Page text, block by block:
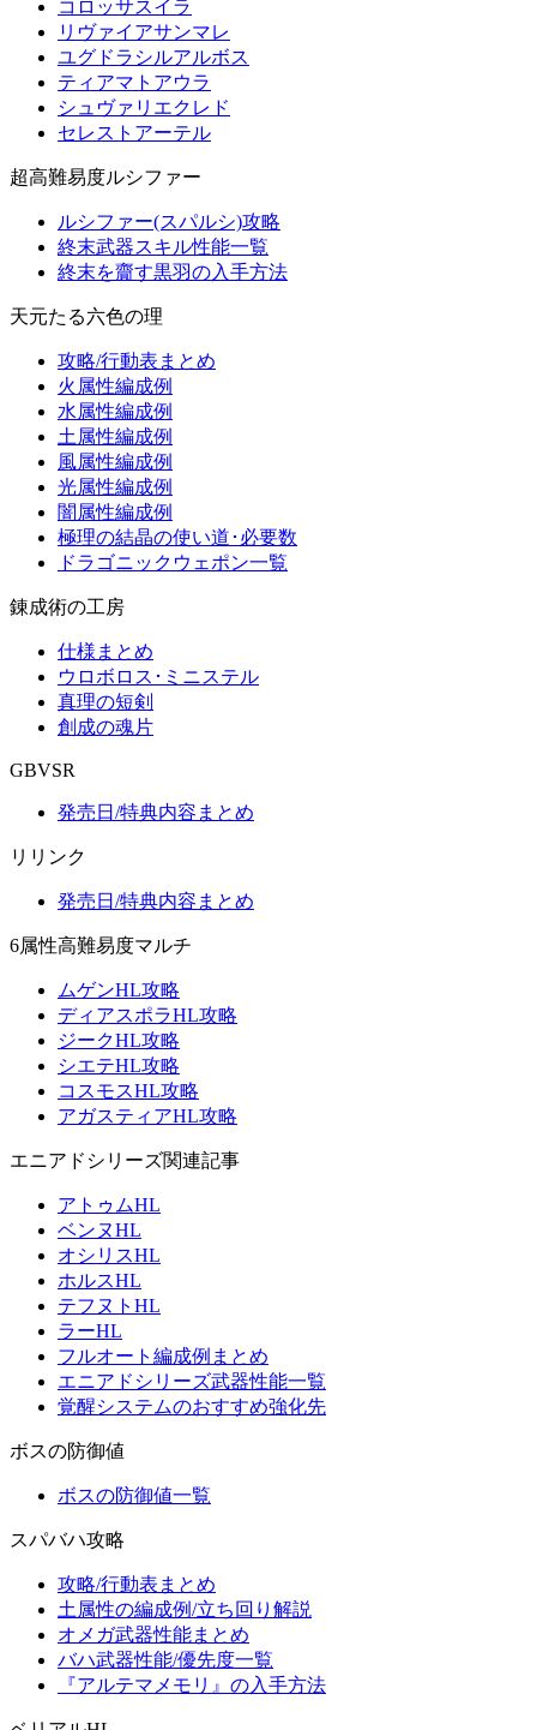
コロッサスイラ
リヴァイアサンマレ
ユグドラシルアルボス
ティアマトアウラ
シュヴァリエクレド
セレストアーテル
超高難易度ルシファー
ルシファー(スパルシ)攻略
終末武器スキル性能一覧
終末を齎す黒羽の入手方法
天元たる六色の理
攻略/行動表まとめ
火属性編成例
水属性編成例
土属性編成例
風属性編成例
光属性編成例
闇属性編成例
極理の結晶の使い道･必要数
ドラゴニックウェポン一覧
錬成術の工房
仕様まとめ
ウロボロス･ミニステル
真理の短剣
創成の魂片
GBVSR
発売日/特典内容まとめ
リリンク
発売日/特典内容まとめ
6属性高難易度マルチ
ムゲンHL攻略
ディアスポラHL攻略
ジークHL攻略
シエテHL攻略
コスモスHL攻略
アガスティアHL攻略
エニアドシリーズ関連記事
アトゥムHL
ベンヌHL
オシリスHL
ホルスHL
テフヌトHL
ラーHL
フルオート編成例まとめ
エニアドシリーズ武器性能一覧
覚醒システムのおすすめ強化先
ボスの防御値
ボスの防御値一覧
スパバハ攻略
攻略/行動表まとめ
土属性の編成例/立ち回り解説
オメガ武器性能まとめ
バハ武器性能/優先度一覧
『アルテマメモリ』の入手方法